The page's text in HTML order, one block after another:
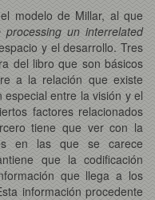
modelo de Millar, al que
processing un interrelated
y el desarrollo. Tres
del libro que son básicos
a la relación que existe
entre la visión y el
factores relacionados
tiene que ver con la
en las que se carece
que la codificación
que llega a los
información procedente